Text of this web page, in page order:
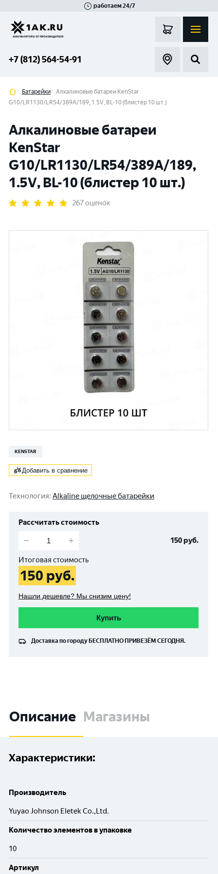
работаем 24/7
+7 (812) 564-54-91
Батарейки
Алкалиновые батареи KenStar
G10/LR1130/LR54/389A/189, 1.5V, BL-10 (блистер 10 шт.)
Алкалиновые батареи
KenStar
G10/LR1130/LR54/389A/189,
1.5V, BL-10 (блистер 10 шт.)
267 оценок
KENSTAR
Добавить в сравнение
Технология: Alkaline щелочные батарейки
Рассчитать стоимость
150руб.
Итоговая стоимость
150 руб.
Нашли дешевле? Мы снизим цену!
Купить
Доставка по городу БЕСПЛАТНО ПРИВЕЗЁМ СЕГОДНЯ.
Описание Магазины
Характеристики:
Производитель
Yuyao Johnson Eletek Co.,Ltd.
Количество элементов в упаковке
10
Артикул
Гатчина